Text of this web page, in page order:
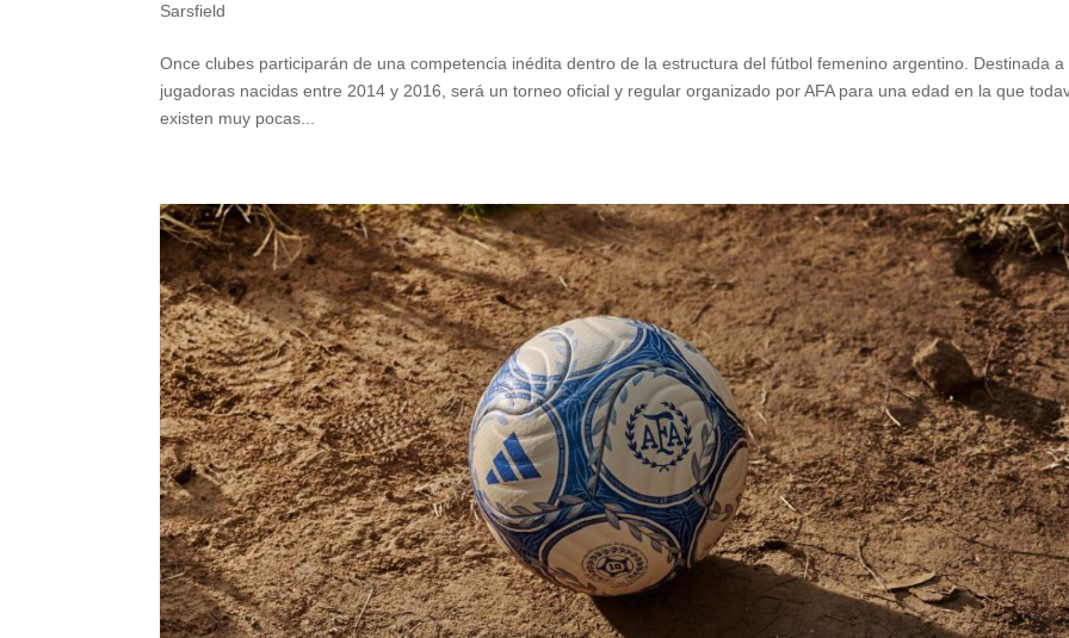
Sarsfield
Once clubes participarán de una competencia inédita dentro de la estructura del fútbol femenino argentino. Destinada a
jugadoras nacidas entre 2014 y 2016, será un torneo oficial y regular organizado por AFA para una edad en la que
existen muy pocas...